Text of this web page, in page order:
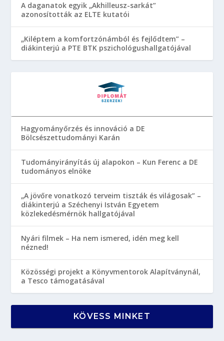
A daganatok egyik „Akhilleusz-sarkát”
azonosították az ELTE kutatói
„Kiléptem a komfortzónámból és fejlődtem” –
diákinterjú a PTE BTK pszichológushallgatójával
Hagyományőrzés és innováció a DE
Bölcsészettudományi Karán
Tudományirányítás új alapokon – Kun Ferenc a DE
tudományos elnöke
„A jövőre vonatkozó terveim tiszták és világosak” –
diákinterjú a Széchenyi István Egyetem
közlekedésmérnök hallgatójával
Nyári filmek – Ha nem ismered, idén meg kell
nézned!
Közösségi projekt a Könyvmentorok Alapítványnál,
a Tesco támogatásával
KÖVESS MINKET